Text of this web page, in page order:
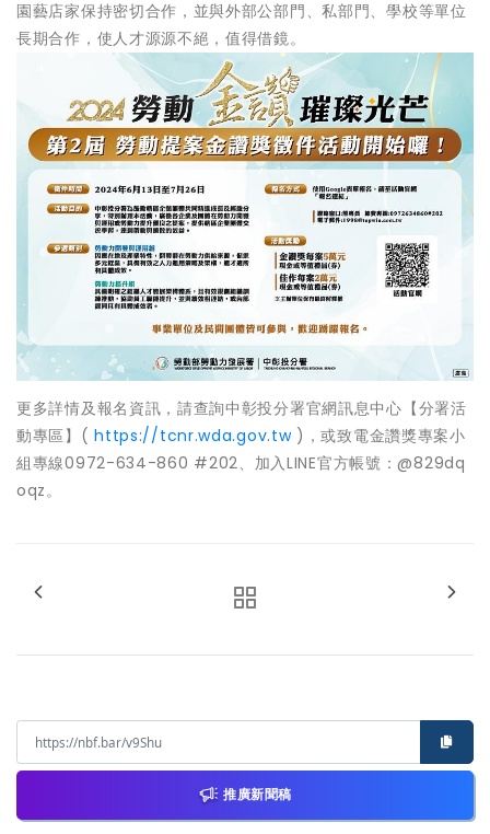
園藝店家保持密切合作，並與外部公部門、私部門、學校等單位
長期合作，使人才源源不絕，值得借鏡。
更多詳情及報名資訊，請查詢中彰投分署官網訊息中心【分署活
動專區】(https://tcnr.wda.gov.tw)，或致電金讚獎專案小
組專線0972-634-860 #202、加入LINE官方帳號：@829dq
oqz。
推廣新聞稿